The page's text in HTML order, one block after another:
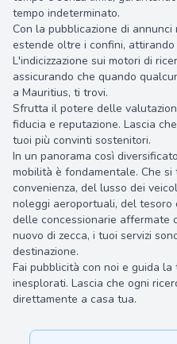
tempo indeterminato.
Con la pubblicazione di
estende oltre i confini,
L'indicizzazione sui motori di
assicurando che quando
a Mauritius, ti trovi.
Sfrutta il potere delle
fiducia e reputazione. Lascia
tuoi più convinti sostenitori.
In un panorama così
mobilità è fondamentale. Che
convenienza, del lusso dei
noleggi aeroportuali, del
delle concessionarie affermate
nuovo di zecca, i tuoi servizi
destinazione.
Fai pubblicità con noi e guida
inesplorati. Lascia che ogni
direttamente a casa tua.